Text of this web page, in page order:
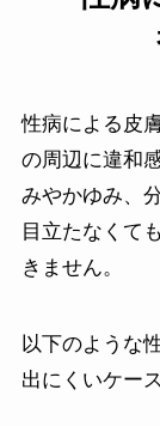
性病による皮
の周辺に違和
みやかゆみ、
目立たなくて
きません。
以下のような
出にくいケー